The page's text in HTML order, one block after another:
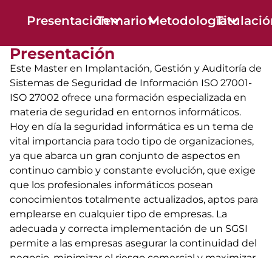
PresentaciónTemarioMetodología
Presentación
Este Master en Implantación, Gestión y Auditoría de
Sistemas de Seguridad de Información ISO 27001-
ISO 27002 ofrece una formación especializada en
materia de seguridad en entornos informáticos.
Hoy en día la seguridad informática es un tema de
vital importancia para todo tipo de organizaciones,
ya que abarca un gran conjunto de aspectos en
continuo cambio y constante evolución, que exige
que los profesionales informáticos posean
conocimientos totalmente actualizados, aptos para
emplearse en cualquier tipo de empresas. La
adecuada y correcta implementación de un SGSI
permite a las empresas asegurar la continuidad del